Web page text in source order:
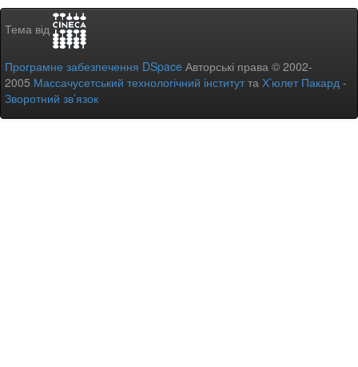
Тема від
Програмне забезпечення DSpace Авторські права © 2002-
2005 Массачусетський технологічний інститутта Х’юлет Пакард -
Зворотний зв’язок